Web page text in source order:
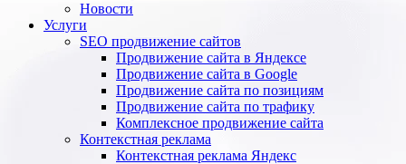
Новости
Услуги
SEO продвижение сайтов
Продвижение сайта в Яндексе
Продвижение сайта в Google
Продвижение сайта по позициям
Продвижение сайта по трафику
Комплексное продвижение сайта
Контекстная реклама
Контекстная реклама Яндекс